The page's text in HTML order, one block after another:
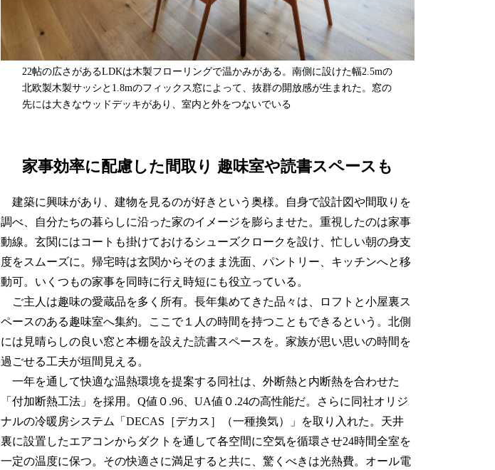
22帖の広さがあるLDKは木製フローリングで温かみがある。南側に設けた幅2.5mの
北欧製木製サッシと1.8mのフィックス窓によって、抜群の開放感が生まれた。窓の
先には大きなウッドデッキがあり、室内と外をつないでいる
家事効率に配慮した間取り 趣味室や読書スペースも
建築に興味があり、建物を見るのが好きという奥様。自身で設計図や間取りを
調べ、自分たちの暮らしに沿った家のイメージを膨らませた。重視したのは家事
動線。玄関にはコートも掛けておけるシューズクロークを設け、忙しい朝の身支
度をスムーズに。帰宅時は玄関からそのまま洗面、パントリー、キッチンへと移
動可。いくつもの家事を同時に行え時短にも役立っている。
ご主人は趣味の愛蔵品を多く所有。長年集めてきた品々は、ロフトと小屋裏ス
ペースのある趣味室へ集約。ここで１人の時間を持つこともできるという。北側
には見晴らしの良い窓と本棚を設えた読書スペースを。家族が思い思いの時間を
過ごせる工夫が垣間見える。
一年を通して快適な温熱環境を提案する同社は、外断熱と内断熱を合わせた
「付加断熱工法」を採用。Q値０.96、UA値０.24の高性能だ。さらに同社オリジ
ナルの冷暖房システム「DECAS［デカス］（一種換気）」を取り入れた。天井
裏に設置したエアコンからダクトを通して各空間に空気を循環させ24時間全室を
一定の温度に保つ。その快適さに満足すると共に、驚くべきは光熱費。オール電